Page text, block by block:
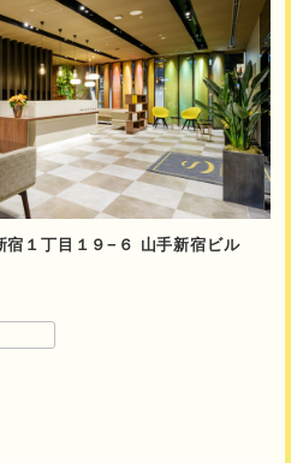
宿１丁目１９−６ 山手新宿ビル